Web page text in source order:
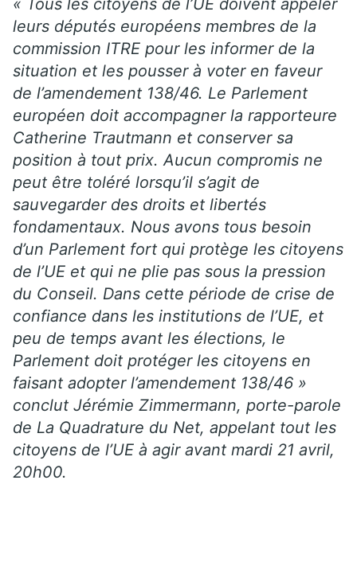
« Tous les citoyens de l’UE doivent appeler
leurs députés européens membres de la
commission ITRE pour les informer de la
situation et les pousser à voter en faveur
de l’amendement 138/46. Le Parlement
européen doit accompagner la rapporteure
Catherine Trautmann et conserver sa
position à tout prix. Aucun compromis ne
peut être toléré lorsqu’il s’agit de
sauvegarder des droits et libertés
fondamentaux. Nous avons tous besoin
d’un Parlement fort qui protège les citoyens
de l’UE et qui ne plie pas sous la pression
du Conseil. Dans cette période de crise de
confiance dans les institutions de l’UE, et
peu de temps avant les élections, le
Parlement doit protéger les citoyens en
faisant adopter l’amendement 138/46 »
conclut Jérémie Zimmermann, porte-parole
de La Quadrature du Net, appelant tout les
citoyens de l’UE à agir avant mardi 21 avril,
20h00.